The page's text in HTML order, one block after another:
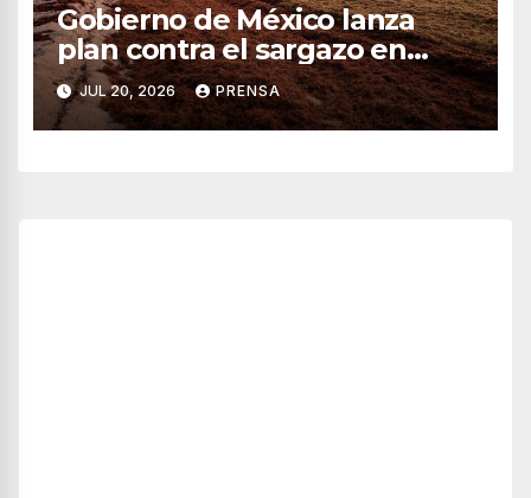
Gobierno de México lanza
plan contra el sargazo en
playas de Quintana Roo
JUL 20, 2026 PRENSA